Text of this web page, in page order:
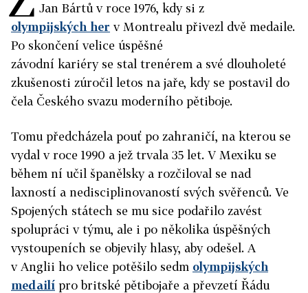
Jan Bártů v roce 1976, kdy si z
olympijských her v Montrealu přivezl dvě medaile.
Po skončení velice úspěšné
závodní kariéry se stal trenérem a své dlouholeté
zkušenosti zúročil letos na jaře, kdy se postavil do
čela Českého svazu moderního pětiboje.
Tomu předcházela pouť po zahraničí, na kterou se
vydal v roce 1990 a jež trvala 35 let. V Mexiku se
během ní učil španělsky a rozčiloval se nad
laxností a nedisciplinovaností svých svěřenců. Ve
Spojených státech se mu sice podařilo zavést
spolupráci v týmu, ale i po několika úspěšných
vystoupeních se objevily hlasy, aby odešel. A
v Anglii ho velice potěšilo sedm olympijských
medailí pro britské pětibojaře a převzetí Řádu